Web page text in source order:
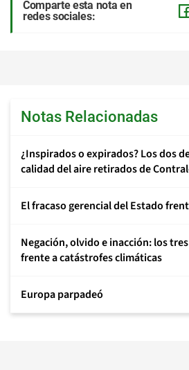
Comparte esta nota en
redes sociales:
Notas Relacionadas
¿Inspirados o expirados? Los dos
calidad del aire retirados de
El fracaso gerencial del Estado
Negación, olvido e inacción: los
frente a catástrofes climáticas
Europa parpadeó